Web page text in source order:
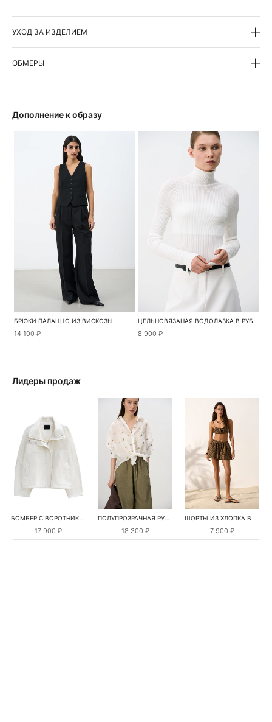
УХОД ЗА ИЗДЕЛИЕМ
ОБМЕРЫ
Дополнение к образу
БРЮКИ ПАЛАЦЦО ИЗ ВИСКОЗЫ
14 100 ₽
ЦЕЛЬНОВЯЗАНАЯ ВОДОЛАЗКА В РУБЧИК
8 900 ₽
Лидеры продаж
БОМБЕР С ВОРОТНИКОМ-СТОЙКОЙ
17 900 ₽
ПОЛУПРОЗРАЧНАЯ РУБАШКА С РОМАШКАМИ
18 300 ₽
ШОРТЫ ИЗ ХЛОПКА В КЛЕТКУ
7 900 ₽